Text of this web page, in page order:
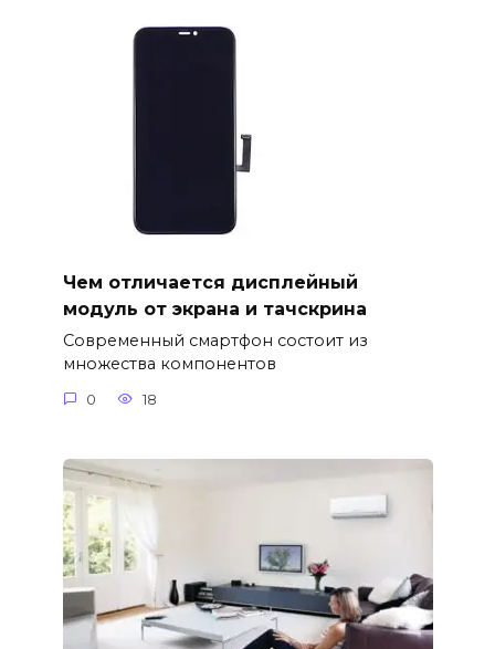
Чем отличается дисплейный
модуль от экрана и тачскрина
Современный смартфон состоит из
множества компонентов
0 18